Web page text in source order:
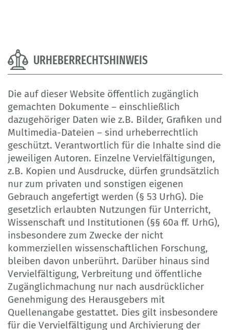
URHEBERRECHTSHINWEIS
Die auf dieser Website öffentlich zugänglich
gemachten Dokumente – einschließlich
dazugehöriger Daten wie z.B. Bilder, Grafiken und
Multimedia-Dateien – sind urheberrechtlich
geschützt. Verantwortlich für die Inhalte sind die
jeweiligen Autoren. Einzelne Vervielfältigungen,
z.B. Kopien und Ausdrucke, dürfen grundsätzlich
nur zum privaten und sonstigen eigenen
Gebrauch angefertigt werden (§ 53 UrhG). Die
gesetzlich erlaubten Nutzungen für Unterricht,
Wissenschaft und Institutionen (§§ 60a ff. UrhG),
insbesondere zum Zwecke der nicht
kommerziellen wissenschaftlichen Forschung,
bleiben davon unberührt. Darüber hinaus sind
Vervielfältigung, Verbreitung und öffentliche
Zugänglichmachung nur nach ausdrücklicher
Genehmigung des Herausgebers mit
Quellenangabe gestattet. Dies gilt insbesondere
für die Vervielfältigung und Archivierung der